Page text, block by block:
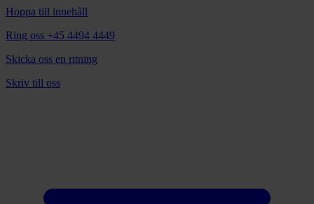
Hoppa till innehåll
Ring oss +45 4494 4449
Skicka oss en ritning
Skriv till oss